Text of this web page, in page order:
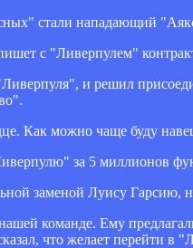
стали нападающий
с "Ливерпулем"
и решил
Как можно чаще буду
за 5 миллионов
заменой Луису Гарсию,
команде. Ему
что желает перейти в